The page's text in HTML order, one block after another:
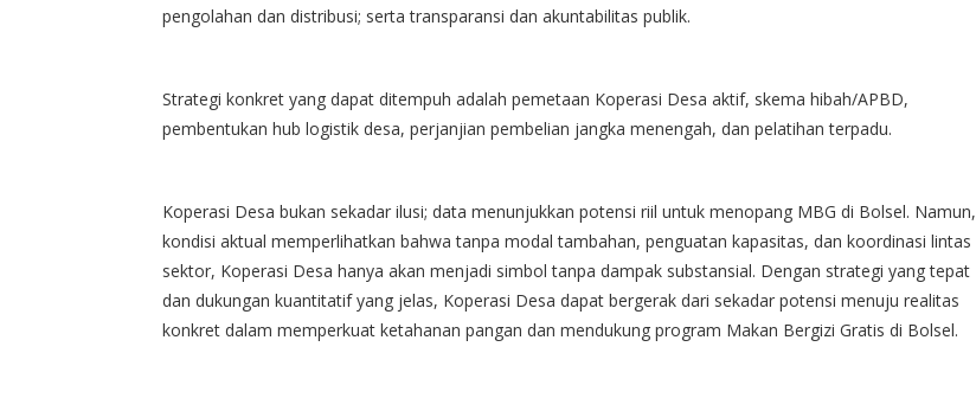
pengolahan dan distribusi; serta transparansi dan akuntabilitas publik.
Strategi konkret yang dapat ditempuh adalah pemetaan Koperasi Desa aktif, skema hibah/APBD,
pembentukan hub logistik desa, perjanjian pembelian jangka menengah, dan pelatihan terpadu.
Koperasi Desa bukan sekadar ilusi; data menunjukkan potensi riil untuk menopang MBG di Bolsel. Namun,
kondisi aktual memperlihatkan bahwa tanpa modal tambahan, penguatan kapasitas, dan koordinasi lintas
sektor, Koperasi Desa hanya akan menjadi simbol tanpa dampak substansial. Dengan strategi yang tepat
dan dukungan kuantitatif yang jelas, Koperasi Desa dapat bergerak dari sekadar potensi menuju realitas
konkret dalam memperkuat ketahanan pangan dan mendukung program Makan Bergizi Gratis di Bolsel.